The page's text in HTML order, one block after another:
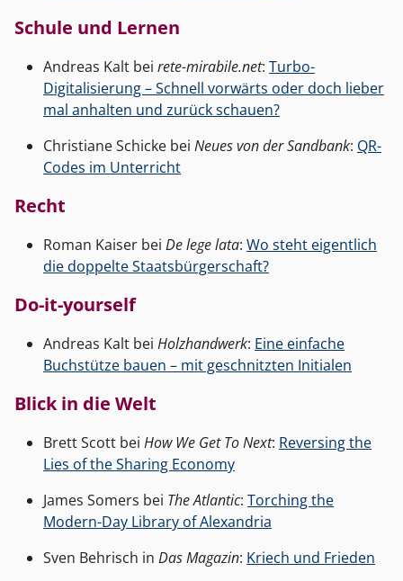
Schule und Lernen
Andreas Kalt bei rete-mirabile.net: Turbo-
Digitalisierung – Schnell vorwärts oder doch lieber
mal anhalten und zurück schauen?
Christiane Schicke bei Neues von der Sandbank: QR-
Codes im Unterricht
Recht
Roman Kaiser bei De lege lata: Wo steht eigentlich
die doppelte Staatsbürgerschaft?
Do-it-yourself
Andreas Kalt bei Holzhandwerk: Eine einfache
Buchstütze bauen – mit geschnitzten Initialen
Blick in die Welt
Brett Scott bei How We Get To Next: Reversing the
Lies of the Sharing Economy
James Somers bei The Atlantic: Torching the
Modern-Day Library of Alexandria
Sven Behrisch in Das Magazin: Kriech und Frieden